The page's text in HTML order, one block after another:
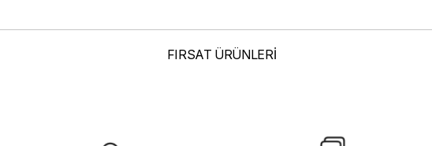
FIRSAT ÜRÜNLERİ